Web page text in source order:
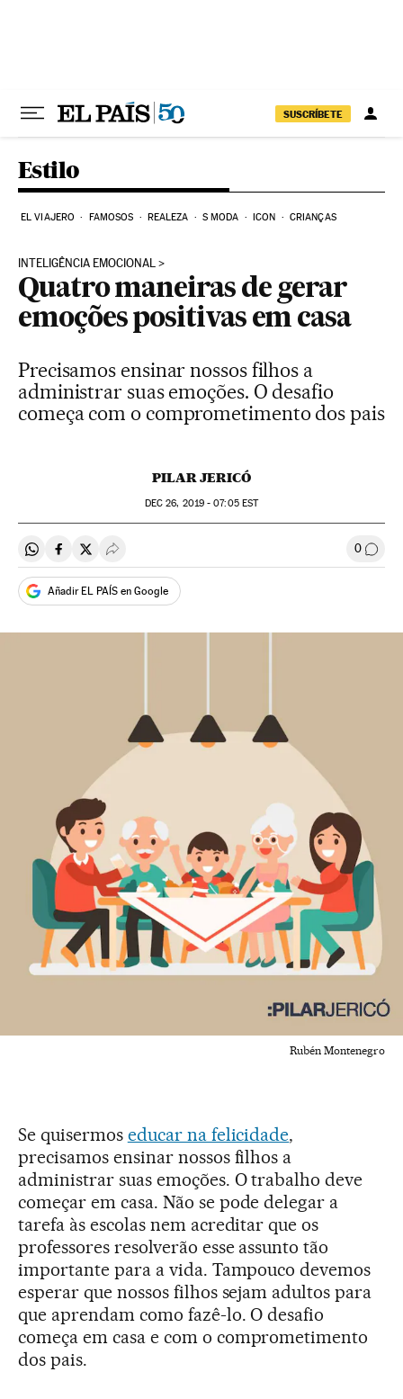
SUSCRÍBETE
Estilo
EL VIAJERO FAMOSOS REALEZA S MODA ICON CRIANÇAS
INTELIGÊNCIA EMOCIONAL
Quatro maneiras de gerar
emoções positivas em casa
Precisamos ensinar nossos filhos a
administrar suas emoções. O desafio
começa com o comprometimento dos pais
PILAR JERICÓ
DEC 26, 2019 - 07:05EST
Compartir en Whatsapp
Compartir en Facebook
Compartir en Twitter
Desplegar Redes Sociales 0
Añadir EL PAÍS en Google
Rubén Montenegro
Se quisermos educar na felicidade,
precisamos ensinar nossos filhos a
administrar suas emoções. O trabalho deve
começar em casa. Não se pode delegar a
tarefa às escolas nem acreditar que os
professores resolverão esse assunto tão
importante para a vida. Tampouco devemos
esperar que nossos filhos sejam adultos para
que aprendam como fazê-lo. O desafio
começa em casa e com o comprometimento
dos pais.